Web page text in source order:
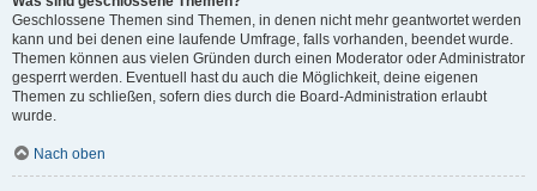
Geschlossene Themen sind Themen, in denen nicht mehr geantwortet werden
kann und bei denen eine laufende Umfrage, falls vorhanden, beendet wurde.
Themen können aus vielen Gründen durch einen Moderator oder Administrator
gesperrt werden. Eventuell hast du auch die Möglichkeit, deine eigenen
Themen zu schließen, sofern dies durch die Board-Administration erlaubt
wurde.
Nach oben